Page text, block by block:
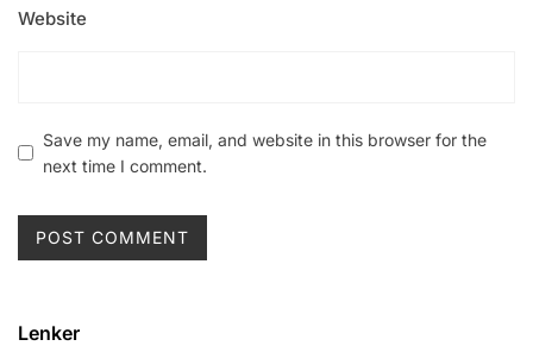
Website
Save my name, email, and website in this browser for the
next time I comment.
Lenker